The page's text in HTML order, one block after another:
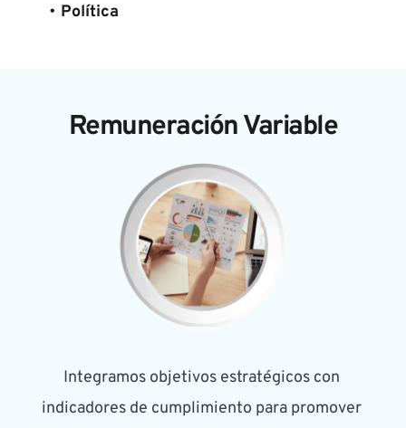
Política
Remuneración Variable
Integramos objetivos estratégicos con
indicadores de cumplimiento para promover